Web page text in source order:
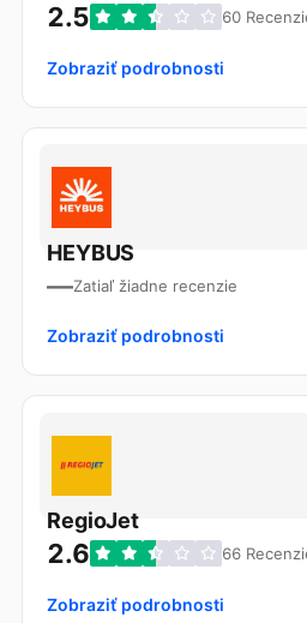
2.5 60
Zobraziť podrobnosti
HEYBUS
—Zatiaľ žiadne recenzie
Zobraziť podrobnosti
RegioJet
2.6 66
Zobraziť podrobnosti